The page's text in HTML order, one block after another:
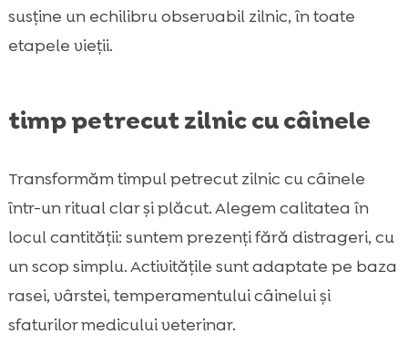
susține un echilibru observabil zilnic, în toate
etapele vieții.
timp petrecut zilnic cu câinele
Transformăm timpul petrecut zilnic cu câinele
într-un ritual clar și plăcut. Alegem calitatea în
locul cantității: suntem prezenți fără distrageri, cu
un scop simplu. Activitățile sunt adaptate pe baza
rasei, vârstei, temperamentului câinelui și
sfaturilor medicului veterinar.